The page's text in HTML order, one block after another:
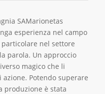
SAMarionetas
esperienza nel campo
nel settore
parola. Un approccio
magico che li
Potendo superare
produzione è stata